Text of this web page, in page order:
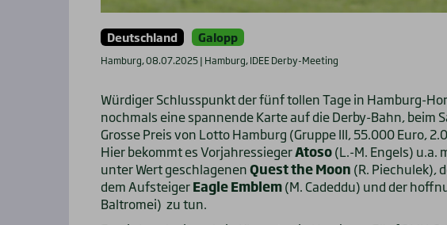
Deutschland Galopp
Hamburg, 08.07.2025 | Hamburg, IDEE Derby-Meeting
Würdiger Schlusspunkt der fünf tollen Tage in Hamburg-
nochmals eine spannende Karte auf die Derby-Bahn, beim
Grosse Preis von Lotto Hamburg (Gruppe III, 55.000 Euro,
Hier bekommt es VorjahressiegerAtoso(L.-M. Engels) u.a.
unter Wert geschlagenenQuest the Moon (R. Piechulek),
dem AufsteigerEagle Emblem(M. Cadeddu) und der
Baltromei) zu tun.